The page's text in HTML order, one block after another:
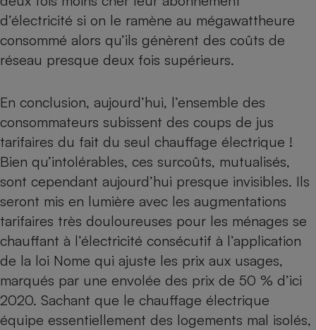
d’électricité si on le ramène au mégawattheure
consommé alors qu’ils génèrent des coûts de
réseau presque deux fois supérieurs.
En conclusion, aujourd’hui, l’ensemble des
consommateurs subissent des coups de jus
tarifaires du fait du seul chauffage électrique !
Bien qu’intolérables, ces surcoûts, mutualisés,
sont cependant aujourd’hui presque invisibles. Ils
seront mis en lumière avec les augmentations
tarifaires très douloureuses pour les ménages se
chauffant à l’électricité consécutif à l’application
de la loi Nome qui ajuste les prix aux usages,
marqués par une envolée des prix de 50 % d’ici
2020. Sachant que le chauffage électrique
équipe essentiellement des logements mal isolés,